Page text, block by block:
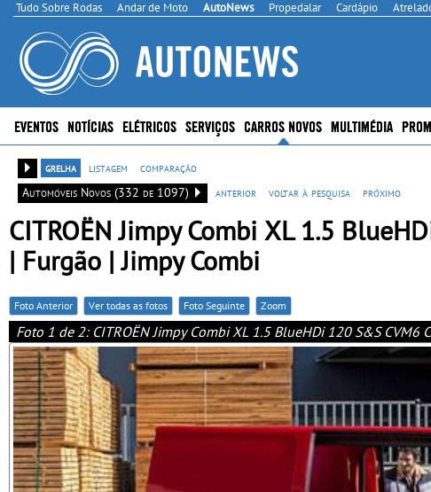
Tudo Sobre Rodas Andar de Moto AutoNews Propedalar Cardápio
EVENTOS NOTÍCIAS ELÉTRICOS SERVIÇOS CARROS NOVOS MULTIMÉDIA
grelha listagem
comparação
Automóveis Novos (332 de 1097)
anterior voltar à pesquisa próximo
CITROËN Jimpy Combi XL 1.5
| Furgão | Jimpy Combi
Foto Anterior Ver todas as fotos Foto Seguinte Zoom
Foto 1 de 2: CITROËN Jimpy Combi XL 1.5 BlueHDi 120 S&S CVM6